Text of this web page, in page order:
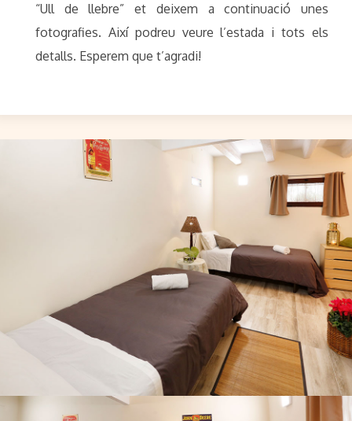
“Ull de llebre” et deixem a continuació unes
fotografies. Així podreu veure l’estada i tots els
detalls. Esperem que t’agradi!